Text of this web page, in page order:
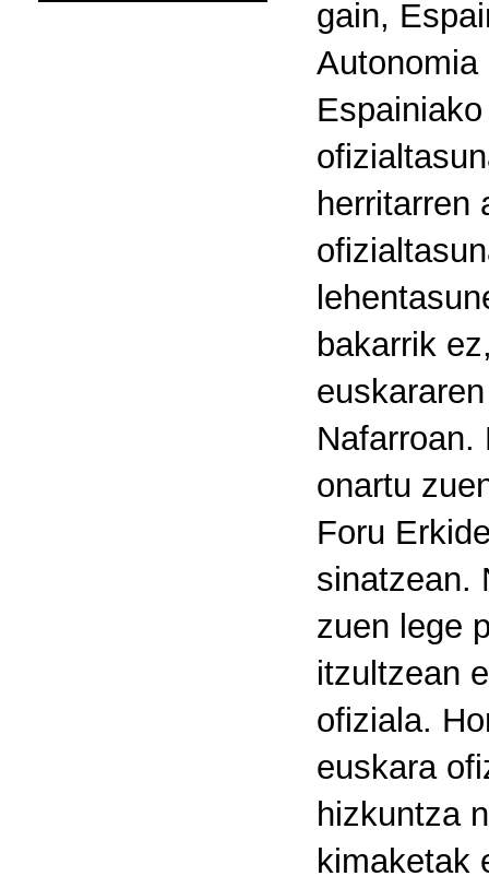
gain,
Autonomia
herritarren
bakarrik
Nafarroan.
onartu
Foru
sinatzean.
zuen lege
itzultzean
ofiziala.
euskara
hizkuntza
kimaketak